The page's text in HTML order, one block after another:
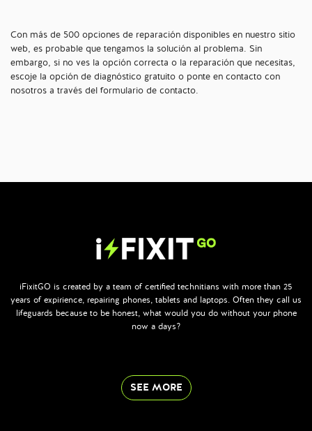
Con más de 500 opciones de reparación disponibles en nuestro sitio
web, es probable que tengamos la solución al problema. Sin
embargo, si no ves la opción correcta o la reparación que necesitas,
escoje la opción de diagnóstico gratuito o ponte en contacto con
nosotros a través del formulario de contacto.
iFixitGO is created by a team of certified technitians with more than 25
years of expirience, repairing phones, tablets and laptops. Often they call us
lifeguards because to be honest, what would you do without your phone
now a days?
SEE MORE